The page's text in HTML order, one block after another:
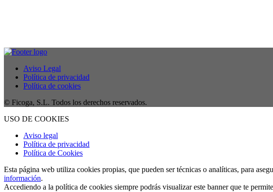
Aviso Legal
Política de privacidad
Política de cookies
© Ficoga, S.L. Todos los derechos reservados.
USO DE COOKIES
Aviso legal
Política de privacidad
Política de Cookies
Esta página web utiliza cookies propias, que pueden ser técnicas o analíticas, para
información.
Accediendo a la política de cookies siempre podrás visualizar este banner que te